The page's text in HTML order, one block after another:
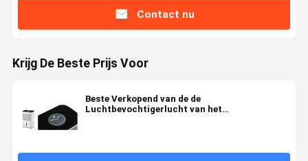
Contact nu
Krijg De Beste Prijs Voor
Beste Verkopend van de de
Luchtbevochtigerlucht van het
Luchtontvochtigingstoestel